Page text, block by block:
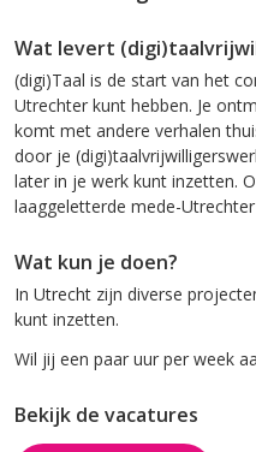
Wat levert
(digi)Taal is de start van het
Utrechter kunt hebben. Je
komt met andere verhalen
door je
later in je werk kunt inzetten.
laaggeletterde mede-
Wat kun je doen?
In Utrecht zijn diverse
kunt inzetten.
Wil jij een paar uur per week
Bekijk de vacatures